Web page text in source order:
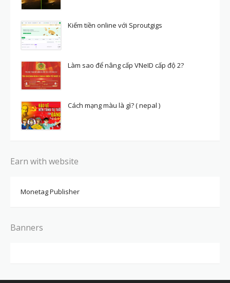
Kiếm tiền online với Sproutgigs
Làm sao để nâng cấp VNeID cấp độ 2?
Cách mạng màu là gì? ( nepal )
Earn with website
Monetag Publisher
Banners